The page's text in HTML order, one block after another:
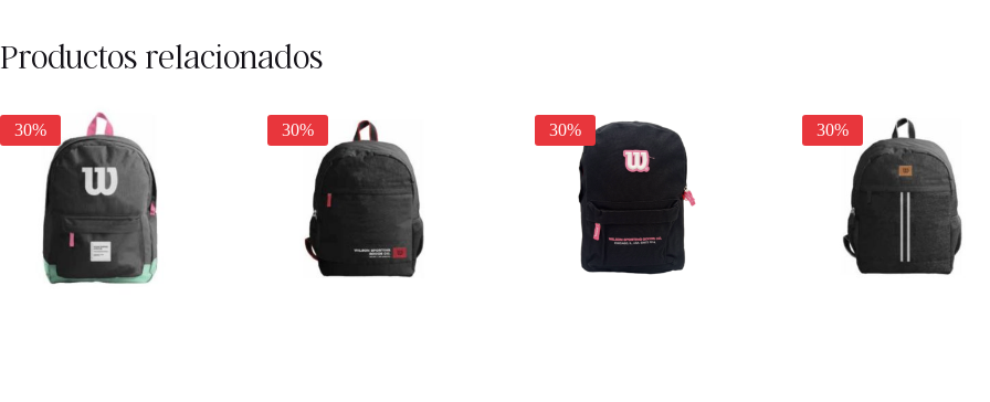
Productos relacionados
30% 30% 30% 30%